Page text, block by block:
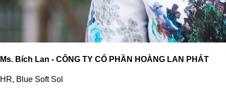
Ms. Bích Lan - CÔNG TY CỔ PHẦN HOÀNG LAN PHÁT
HR, Blue Soft Sol